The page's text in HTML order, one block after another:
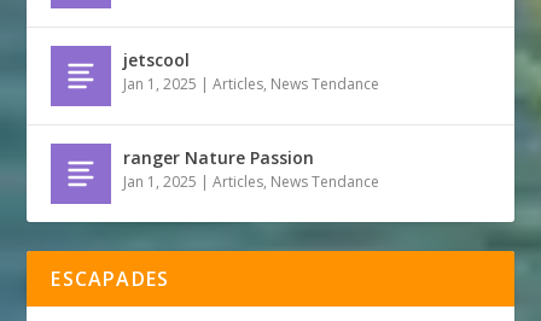
jetscool
Jan 1, 2025 |Articles, News Tendance
ranger Nature Passion
Jan 1, 2025 |Articles, News Tendance
ESCAPADES